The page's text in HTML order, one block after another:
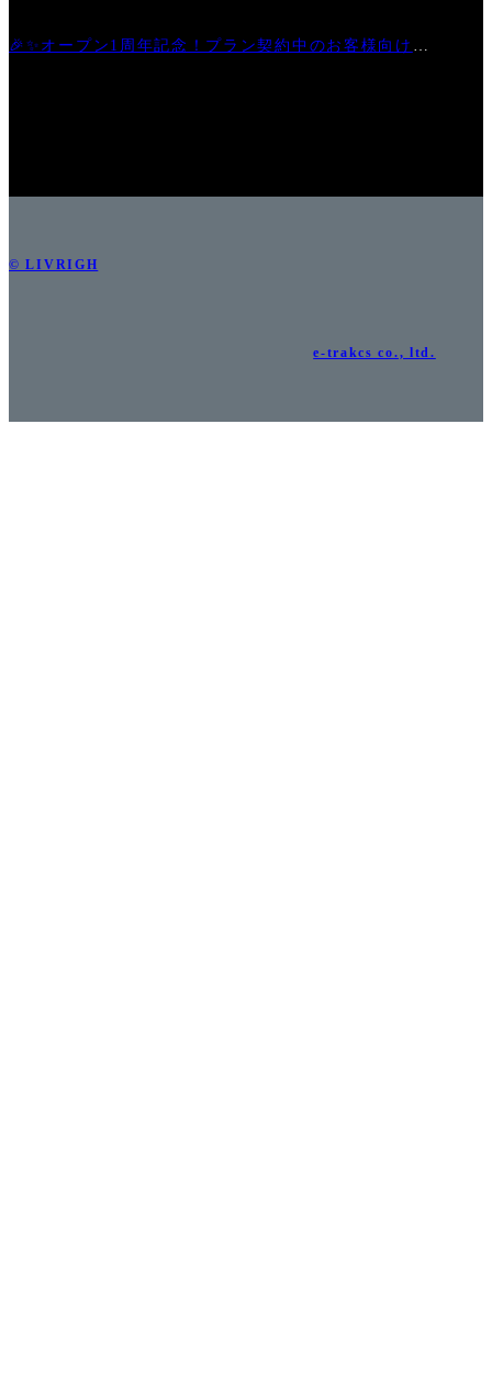
🎉✨オープン1周年記念！プラン契約中のお客様向けキ
© LIVRIGH
e-trakcs co., ltd.